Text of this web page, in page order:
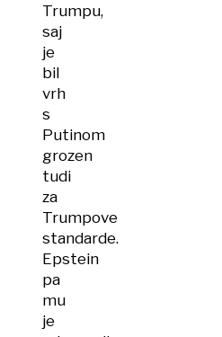
Trumpu,
saj
je
bil
vrh
s
Putinom
grozen
tudi
za
Trumpove
standarde.
Epstein
pa
mu
je